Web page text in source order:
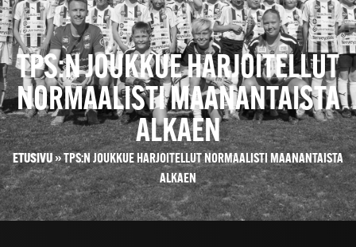
TPS:N JOUKKUE HARJOITELLUT
NORMAALISTI MAANANTAISTA
ALKAEN
ETUSIVU»TPS:N JOUKKUE HARJOITELLUT NORMAALISTI MAANANTAISTA
ALKAEN